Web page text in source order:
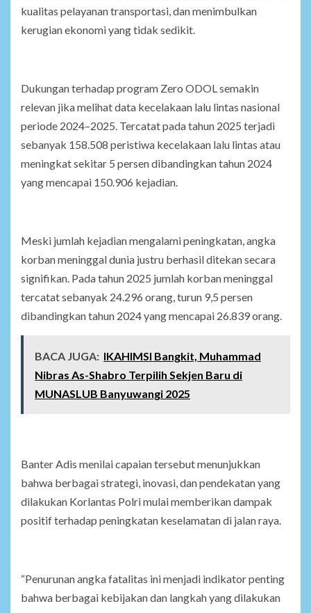
kualitas pelayanan transportasi, dan menimbulkan
kerugian ekonomi yang tidak sedikit.
Dukungan terhadap program Zero ODOL semakin
relevan jika melihat data kecelakaan lalu lintas nasional
periode 2024–2025. Tercatat pada tahun 2025 terjadi
sebanyak 158.508 peristiwa kecelakaan lalu lintas atau
meningkat sekitar 5 persen dibandingkan tahun 2024
yang mencapai 150.906 kejadian.
Meski jumlah kejadian mengalami peningkatan, angka
korban meninggal dunia justru berhasil ditekan secara
signifikan. Pada tahun 2025 jumlah korban meninggal
tercatat sebanyak 24.296 orang, turun 9,5 persen
dibandingkan tahun 2024 yang mencapai 26.839 orang.
BACA JUGA: IKAHIMSI Bangkit, Muhammad
Nibras As-Shabro Terpilih Sekjen Baru di
MUNASLUB Banyuwangi 2025
Banter Adis menilai capaian tersebut menunjukkan
bahwa berbagai strategi, inovasi, dan pendekatan yang
dilakukan Korlantas Polri mulai memberikan dampak
positif terhadap peningkatan keselamatan di jalan raya.
“Penurunan angka fatalitas ini menjadi indikator penting
bahwa berbagai kebijakan dan langkah yang dilakukan